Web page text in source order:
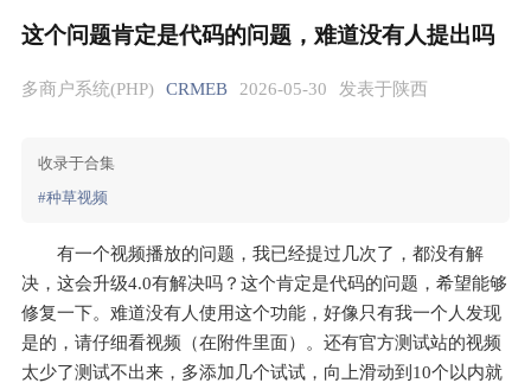
这个问题肯定是代码的问题，难道没有人提出吗
多商户系统(PHP) CRMEB 2026-05-30 发表于陕西
收录于合集
#种草视频
有一个视频播放的问题，我已经提过几次了，都没有解
决，这会升级4.0有解决吗？这个肯定是代码的问题，希望能够
修复一下。难道没有人使用这个功能，好像只有我一个人发现
是的，请仔细看视频（在附件里面）。还有官方测试站的视频
太少了测试不出来，多添加几个试试，向上滑动到10个以内就